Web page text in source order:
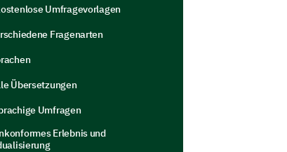
Umfragevorlagen
Fragenarten
Übersetzungen
Umfragen
Erlebnis und